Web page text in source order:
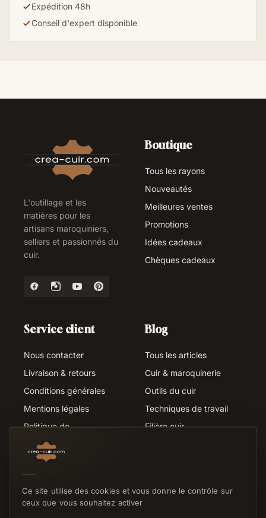
Expédition 48h
Conseil d'expert disponible
L'outillage et les
matières pour les
artisans maroquiniers,
selliers et passionnés du
cuir.
Boutique
Tous les rayons
Nouveautés
Meilleures ventes
Promotions
Idées cadeaux
Chèques cadeaux
Service client
Nous contacter
Livraison & retours
Conditions générales
Mentions légales
Politique de
Suivi de commande
Liens utiles
Blog
Tous les articles
Cuir & maroquinerie
Outils du cuir
Techniques de travail
Filière cuir
Ce site utilise des cookies et vous donne le contrôle sur
ceux que vous souhaitez activer